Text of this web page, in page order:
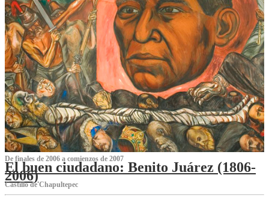
De finales de 2006 a comienzos de 2007
El buen ciudadano: Benito Juárez (1806-
2006)
Castillo de Chapultepec